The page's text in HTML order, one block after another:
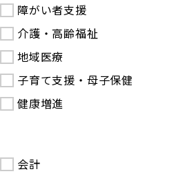
障がい者支援
介護・高齢福祉
地域医療
子育て支援・母子保健
健康増進
会計